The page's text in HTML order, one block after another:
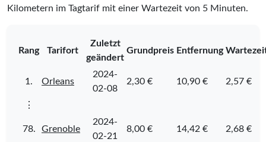
Kilometern im Tagtarif mit einer Wartezeit von 5 Minuten.
Rang Tarifort
Zuletzt
geändert
Grundpreis Entfernung
1. Orleans
2024-
02-08
2,30 € 10,90 € 2,57 €
⋮
78. Grenoble
2024-
02-21
8,00 € 14,42 € 2,68 €